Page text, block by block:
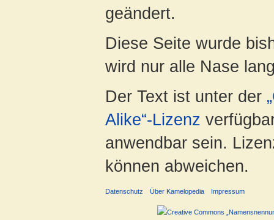
geändert.
Diese Seite wurde
wird nur alle Nase
Der Text ist unter der
Alike“-Lizenz
anwendbar sein.
können abweichen.
Datenschutz Über Kamelopedia Impressum